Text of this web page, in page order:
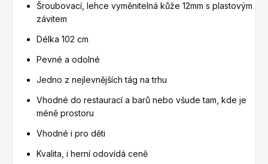
Šroubovací, lehce vyměnitelná kůže 12mm s plastovým
závitem
Délka 102 cm
Pevné a odolné
Jedno z nejlevnějších tág na trhu
Vhodné do restaurací a barů nebo všude tam, kde je
méně prostoru
Vhodné i pro děti
Kvalita, i herní odovídá ceně